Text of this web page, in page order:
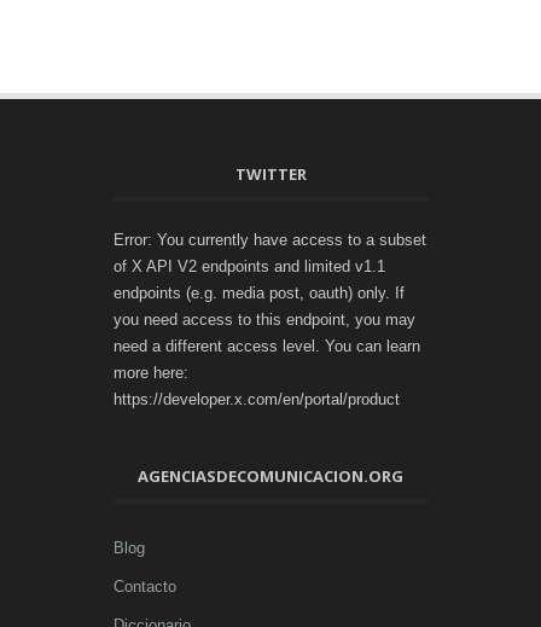
TWITTER
Error: You currently have access to a subset
of X API V2 endpoints and limited v1.1
endpoints (e.g. media post, oauth) only. If
you need access to this endpoint, you may
need a different access level. You can learn
more here:
https://developer.x.com/en/portal/product
AGENCIASDECOMUNICACION.ORG
Blog
Contacto